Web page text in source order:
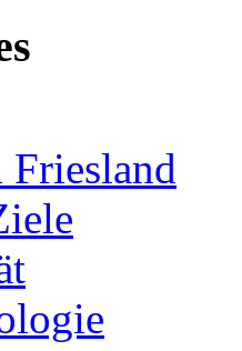
Friesland